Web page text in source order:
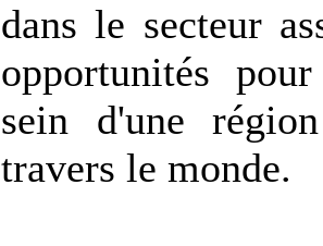
dans le secteur
opportunités
sein d'une
travers le monde.